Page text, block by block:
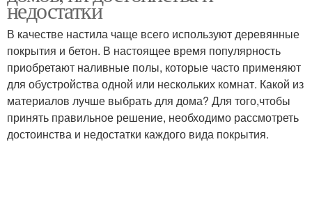
недостатки
В качестве настила чаще всего используют деревянные
покрытия и бетон. В настоящее время популярность
приобретают наливные полы, которые часто применяют
для обустройства одной или нескольких комнат. Какой из
материалов лучше выбрать для дома? Для того,чтобы
принять правильное решение, необходимо рассмотреть
достоинства и недостатки каждого вида покрытия.